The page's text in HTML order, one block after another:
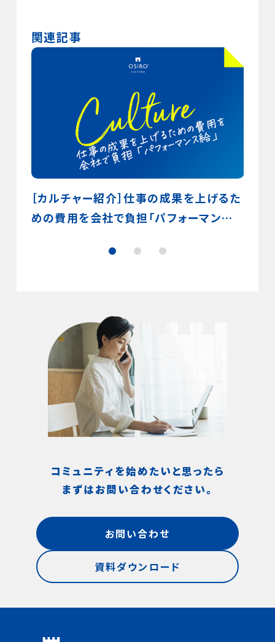
関連記事
［カルチャー紹介］仕事の成果を上げるた
めの費用を会社で負担「パフォーマンス
コミュニティを始めたいと思ったら
まずはお問い合わせください。
お問い合わせ
資料ダウンロード